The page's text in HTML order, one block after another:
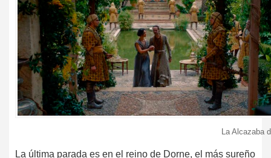
La Alcazaba
La última parada es en el reino de Dorne, el más sureño